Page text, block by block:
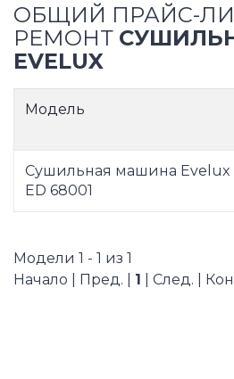
ОБЩИЙ ПРАЙС-
РЕМОНТ
EVELUX
Модель
Сушильная машина Evelux
ED 68001
Модели 1 - 1 из 1
Начало | Пред. | 1 | След. |